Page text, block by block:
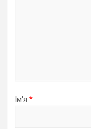
Ім'я *